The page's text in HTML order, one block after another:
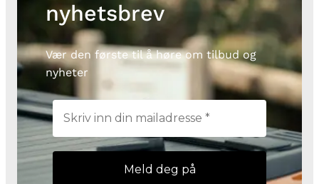
nyhetsbrev
Vær den første til å høre om tilbud og
nyheter